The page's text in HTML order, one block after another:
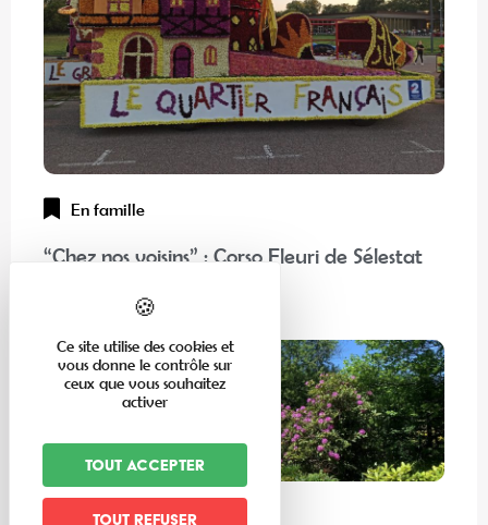
En famille
“Chez nos voisins” : Corso Fleuri de Sélestat
Expériences
Ce site utilise des cookies et
vous donne le contrôle sur
ceux que vous souhaitez
activer
Tout accepter
Tout refuser